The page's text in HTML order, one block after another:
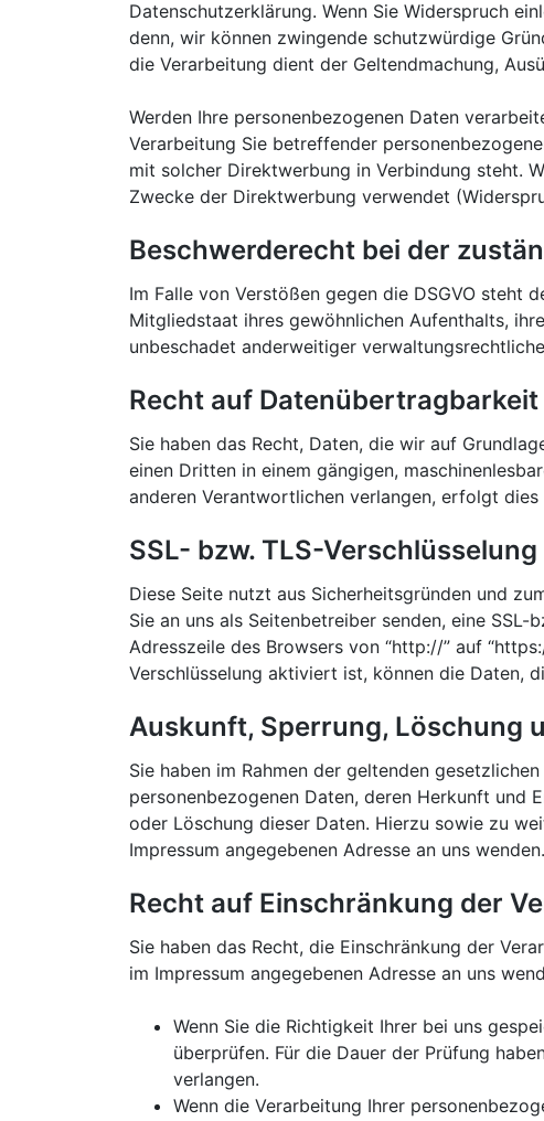
Datenschutzerklärung. Wenn Sie Widerspruch
denn, wir können zwingende schutzwürdige
die Verarbeitung dient der Geltendmachung,
Werden Ihre personenbezogenen Daten
Verarbeitung Sie betreffender
mit solcher Direktwerbung in Verbindung steht.
Zwecke der Direktwerbung verwendet
Beschwerderecht bei der
Im Falle von Verstößen gegen die DSGVO steht
Mitgliedstaat ihres gewöhnlichen Aufenthalts,
unbeschadet anderweitiger
Recht auf Datenübertragbarkeit
Sie haben das Recht, Daten, die wir auf
einen Dritten in einem gängigen,
anderen Verantwortlichen verlangen, erfolgt
SSL- bzw. TLS-Verschlüsselung
Diese Seite nutzt aus Sicherheitsgründen und
Sie an uns als Seitenbetreiber senden, eine
Adresszeile des Browsers von “http://” auf
Verschlüsselung aktiviert ist, können die Daten,
Auskunft, Sperrung, Löschung
Sie haben im Rahmen der geltenden
personenbezogenen Daten, deren Herkunft und
oder Löschung dieser Daten. Hierzu sowie zu
Impressum angegebenen Adresse an uns wenden.
Recht auf Einschränkung der
Sie haben das Recht, die Einschränkung der
im Impressum angegebenen Adresse an uns
Wenn Sie die Richtigkeit Ihrer bei uns
überprüfen. Für die Dauer der Prüfung
verlangen.
Wenn die Verarbeitung Ihrer